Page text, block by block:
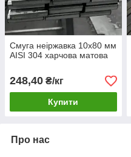
Смуга неіржавка 10х80 мм
AISI 304 харчова матова
248,40 ₴/кг
Купити
Про нас